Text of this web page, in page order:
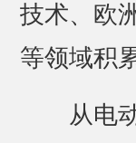
技术、欧
等领域积
从电动